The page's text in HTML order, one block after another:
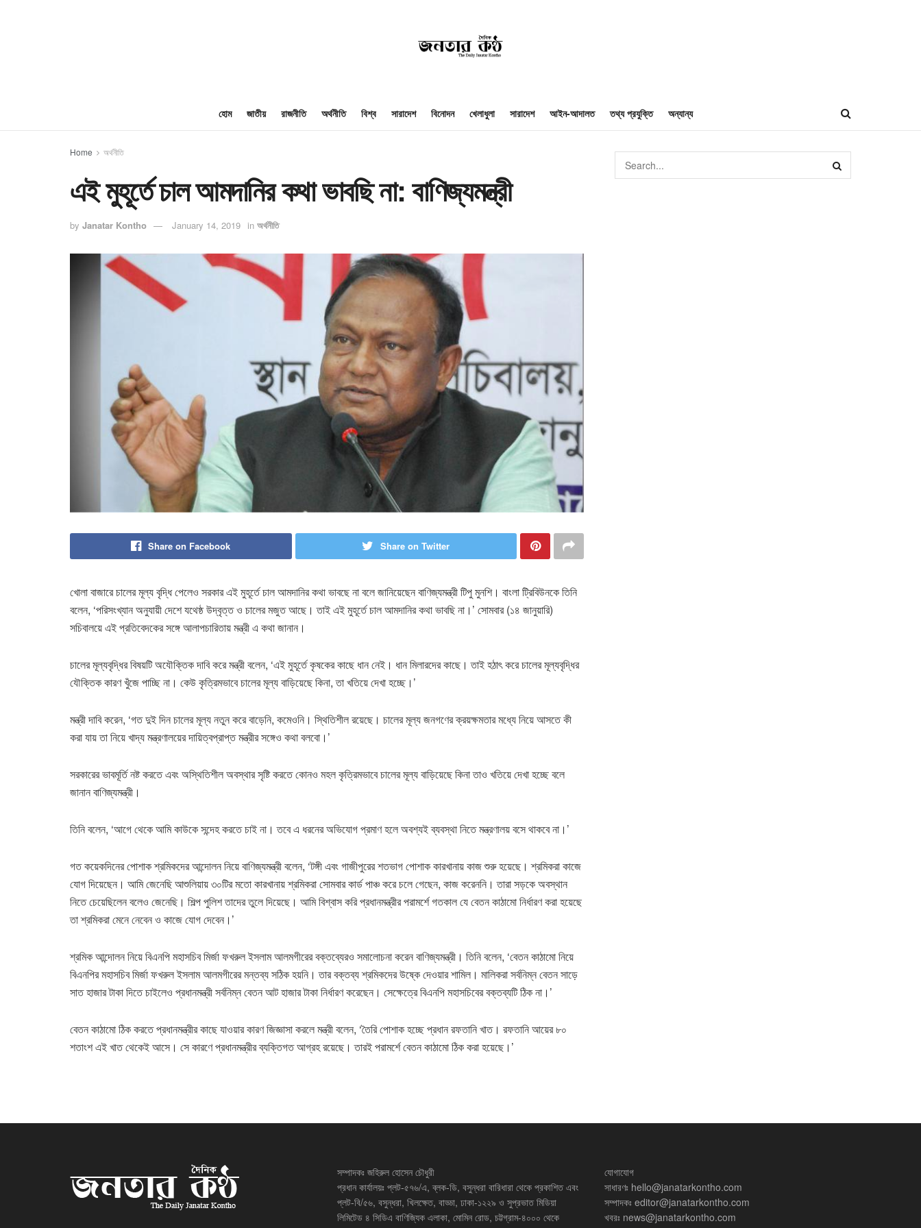
হোম জাতীয় রাজনীতি অর্থনীতি বিশ্ব সারাদেশ বিনোদন খেলাধুলা সারাদেশ আইন-আদালত তথ্য প্রযুক্তি অন্যান্য
Home অর্থনীতি
এই মুহূর্তে চাল আমদানির কথা ভাবছি না: বাণিজ্যমন্ত্রী
by Janatar Kontho January 14, 2019 in অর্থনীতি
Share on Facebook Share on Twitter
খোলা বাজারে চালের মূল্য বৃদ্ধি পেলেও সরকার এই মুহূর্তে চাল আমদানির কথা ভাবছে না বলে জানিয়েছেন বাণিজ্যমন্ত্রী টিপু মুনশি। বাংলা ট্রিবিউনকে তিনি
বলেন, ‘পরিসংখ্যান অনুযায়ী দেশে যথেষ্ঠ উদ্বৃত্ত ও চালের মজুত আছে। তাই এই মুহূর্তে চাল আমদানির কথা ভাবছি না।’ সোমবার (১৪ জানুয়ারি)
সচিবালয়ে এই প্রতিবেদকের সঙ্গে আলাপচারিতায় মন্ত্রী এ কথা জানান।
চালের মূল্যবৃদ্ধির বিষয়টি অযৌক্তিক দাবি করে মন্ত্রী বলেন, ‘এই মুহূর্তে কৃষকের কাছে ধান নেই। ধান মিলারদের কাছে। তাই হঠাৎ করে চালের মূল্যবৃদ্ধির
যৌক্তিক কারণ খুঁজে পাচ্ছি না। কেউ কৃত্রিমভাবে চালের মূল্য বাড়িয়েছে কিনা, তা খতিয়ে দেখা হচ্ছে।’
মন্ত্রী দাবি করেন, ‘গত দুই দিন চালের মূল্য নতুন করে বাড়েনি, কমেওনি। স্থিতিশীল রয়েছে। চালের মূল্য জনগণের ক্রয়ক্ষমতার মধ্যে নিয়ে আসতে কী
করা যায় তা নিয়ে খাদ্য মন্ত্রণালয়ের দায়িত্বপ্রাপ্ত মন্ত্রীর সঙ্গেও কথা বলবো।’
সরকারের ভাবমূর্তি নষ্ট করতে এবং অস্থিতিশীল অবস্থার সৃষ্টি করতে কোনও মহল কৃত্রিমভাবে চালের মূল্য বাড়িয়েছে কিনা তাও খতিয়ে দেখা হচ্ছে বলে
জানান বাণিজ্যমন্ত্রী।
তিনি বলেন, ‘আগে থেকে আমি কাউকে সন্দেহ করতে চাই না। তবে এ ধরনের অভিযোগ প্রমাণ হলে অবশ্যই ব্যবস্থা নিতে মন্ত্রণালয় বসে থাকবে না।’
গত কয়েকদিনের পোশাক শ্রমিকদের আন্দোলন নিয়ে বাণিজ্যমন্ত্রী বলেন, ‘টঙ্গী এবং গাজীপুরের শতভাগ পোশাক কারখানায় কাজ শুরু হয়েছে। শ্রমিকরা কাজে
যোগ দিয়েছেন। আমি জেনেছি আশুলিয়ায় ৩০টির মতো কারখানায় শ্রমিকরা সোমবার কার্ড পাঞ্চ করে চলে গেছেন, কাজ করেননি। তারা সড়কে অবস্থান
নিতে চেয়েছিলেন বলেও জেনেছি। শিল্প পুলিশ তাদের তুলে দিয়েছে। আমি বিশ্বাস করি প্রধানমন্ত্রীর পরামর্শে গতকাল যে বেতন কাঠামো নির্ধারণ করা হয়েছে
তা শ্রমিকরা মেনে নেবেন ও কাজে যোগ দেবেন।’
শ্রমিক আন্দোলন নিয়ে বিএনপি মহাসচিব মির্জা ফখরুল ইসলাম আলমগীরের বক্তব্যেরও সমালোচনা করেন বাণিজ্যমন্ত্রী। তিনি বলেন, ‘বেতন কাঠামো নিয়ে
বিএনপির মহাসচিব মির্জা ফখরুল ইসলাম আলমগীরের মন্তব্য সঠিক হয়নি। তার বক্তব্য শ্রমিকদের উষ্কে দেওয়ার শামিল। মালিকরা সর্বনিম্ন বেতন সাড়ে
সাত হাজার টাকা দিতে চাইলেও প্রধানমন্ত্রী সর্বনিম্ন বেতন আট হাজার টাকা নির্ধারণ করেছেন। সেক্ষেত্রে বিএনপি মহাসচিবের বক্তব্যটি ঠিক না।’
বেতন কাঠামো ঠিক করতে প্রধানমন্ত্রীর কাছে যাওয়ার কারণ জিজ্ঞাসা করলে মন্ত্রী বলেন, ‘তৈরি পোশাক হচ্ছে প্রধান রফতানি খাত। রফতানি আয়ের ৮০
শতাংশ এই খাত থেকেই আসে। সে কারণে প্রধানমন্ত্রীর ব্যক্তিগত আগ্রহ রয়েছে। তারই পরামর্শে বেতন কাঠামো ঠিক করা হয়েছে।’
সম্পাদকঃ জহিরুল হোসেন চৌধুরী
প্রধান কার্যালয়ঃ প্লট-৫৭৬/এ, ব্লক-ডি, বসুন্ধরা বারিধারা থেকে প্রকাশিত এবং
প্লট-বি/৫৬, বসুন্ধরা, খিলক্ষেত, বাড্ডা, ঢাকা-১২২৯ ও সুপ্রভাত মিডিয়া
লিমিটেড ৪ সিডিএ বাণিজ্যিক এলাকা, মোমিন রোড, চট্টগ্রাম-৪০০০ থেকে
যোগাযোগ
সাধারণঃ hello@janatarkontho.com
সম্পাদকঃ editor@janatarkontho.com
খবরঃ news@janatarkontho.com